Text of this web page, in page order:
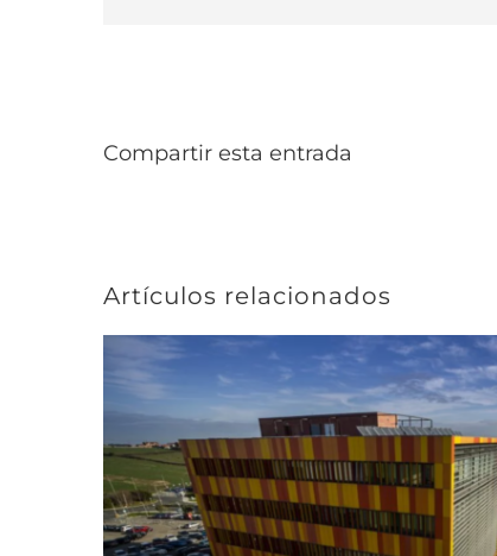
Compartir esta entrada
Artículos relacionados